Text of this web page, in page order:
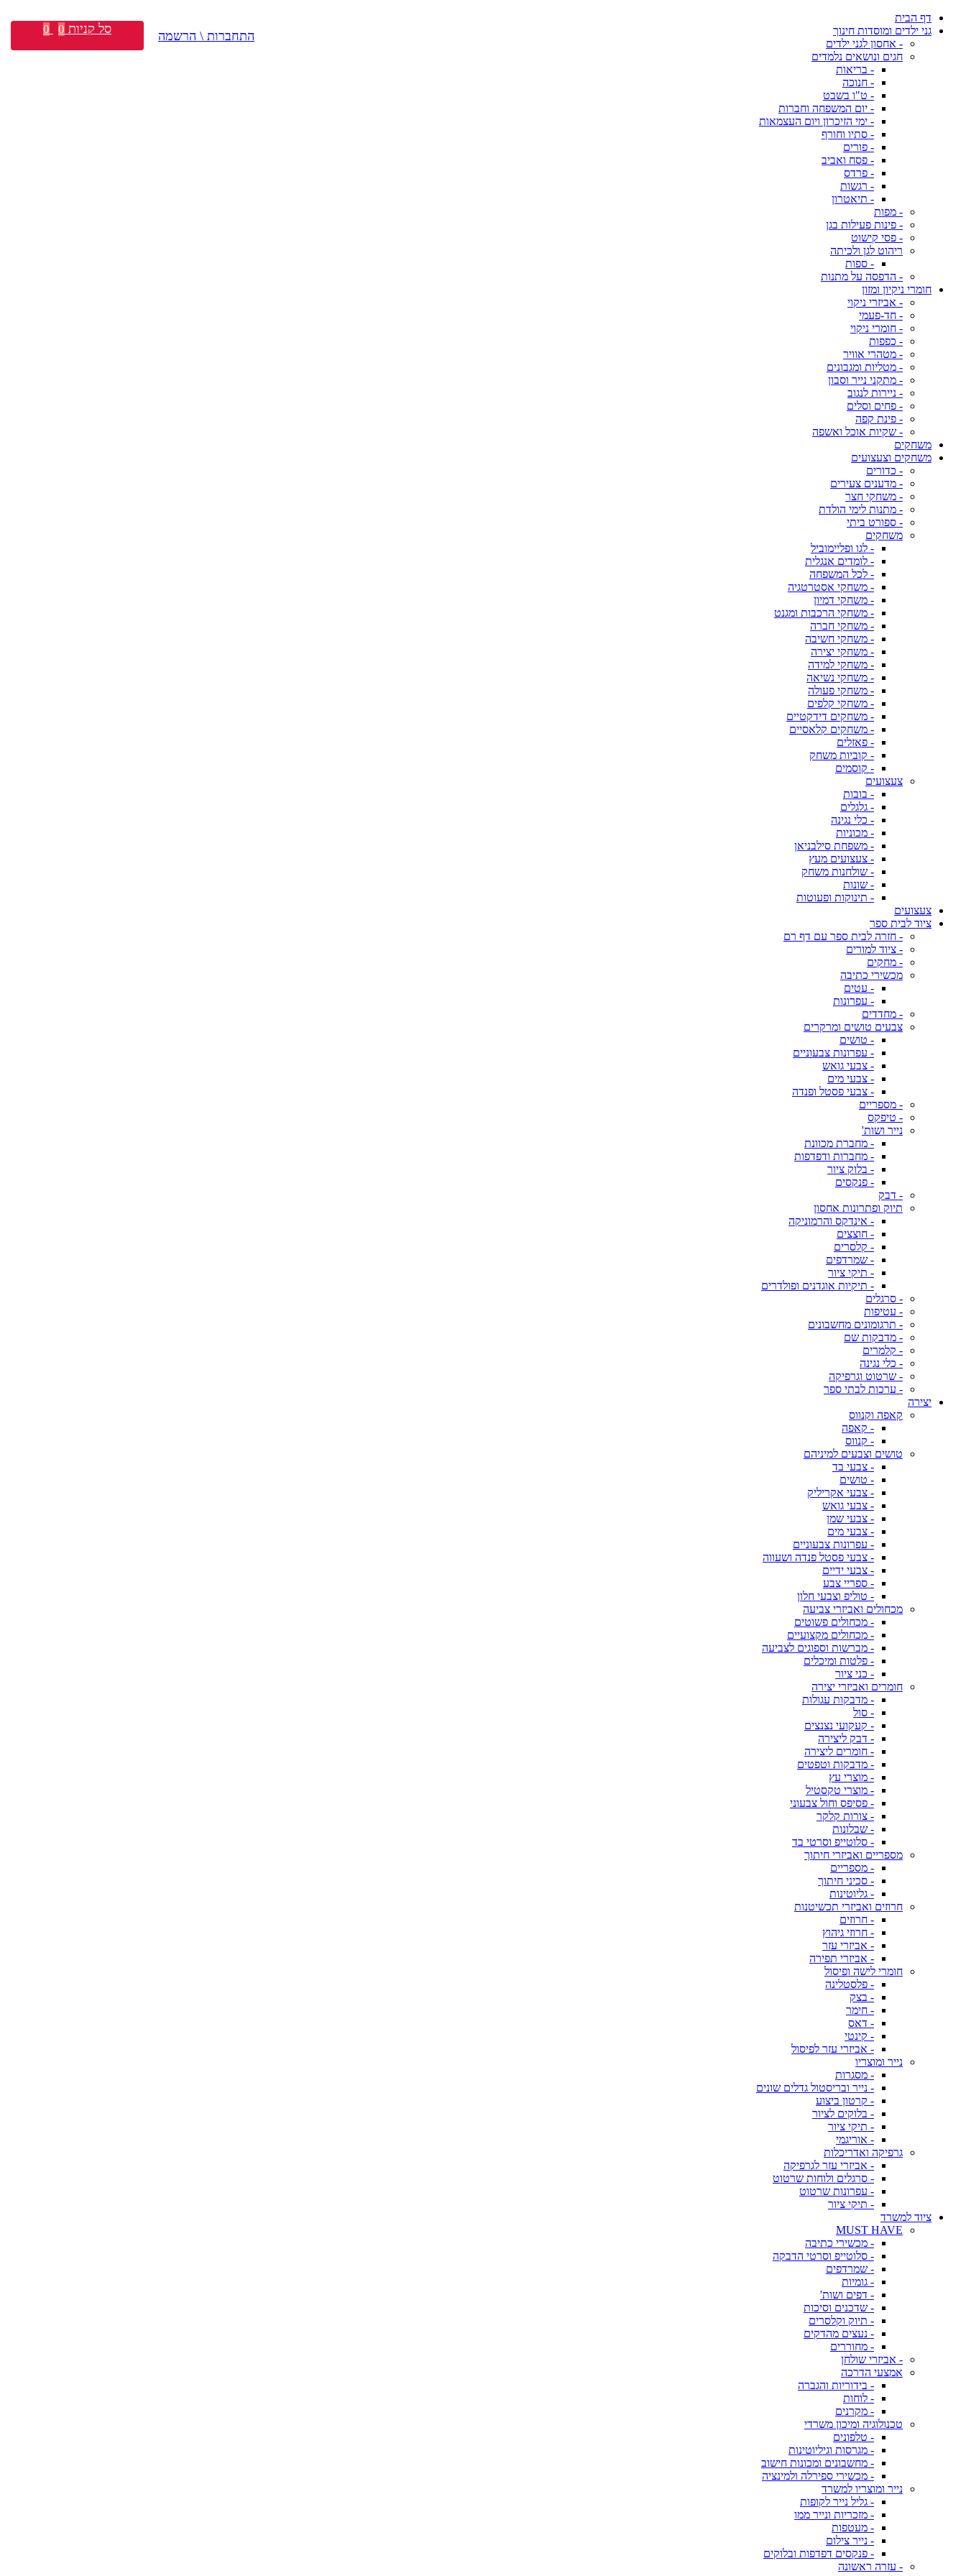
דף הבית
גני ילדים ומוסדות חינוך
- אחסון לגני ילדים
חגים ונושאים נלמדים
- בריאות
- חנוכה
- ט"ו בשבט
- יום המשפחה וחברות
- ימי הזיכרון ויום העצמאות
- סתיו וחורף
- פורים
- פסח ואביב
- פרדס
- רגשות
- תיאטרון
- מפות
- פינות פעילות בגן
- פסי קישוט
ריהוט לגן ולכיתה
- ספות
- הדפסה על מתנות
חומרי ניקיון ומזון
- אביזרי ניקוי
- חד-פעמי
- חומרי ניקוי
- כפפות
- מטהרי אוויר
- מטליות ומגבונים
- מתקני נייר וסבון
- ניירות לנגוב
- פחים וסלים
- פינת קפה
- שקיות אוכל ואשפה
משחקים
משחקים וצעצועים
- כדורים
- מדענים צעירים
- משחקי חצר
- מתנות לימי הולדת
- ספורט ביתי
משחקים
- לגו ופליימוביל
- לומדים אנגלית
- לכל המשפחה
- משחקי אסטרטגיה
- משחקי דמיון
- משחקי הרכבות ומגנט
- משחקי חברה
- משחקי חשיבה
- משחקי יצירה
- משחקי למידה
- משחקי נשיאה
- משחקי פעולה
- משחקי קלפים
- משחקים דידקטיים
- משחקים קלאסיים
- פאזלים
- קוביות משחק
- קוסמים
צעצועים
- בובות
- גלגלים
- כלי נגינה
- מכוניות
- משפחת סילבניאן
- צעצועים מעץ
- שולחנות משחק
- שונות
- תינוקות ופעוטות
צעצועים
ציוד לבית ספר
- חזרה לבית ספר עם דף רם
- ציוד למורים
- מחקים
מכשירי כתיבה
- עטים
- עפרונות
- מחדדים
צבעים טושים ומרקרים
- טושים
- עפרונות צבעוניים
- צבעי גואש
- צבעי מים
- צבעי פסטל ופנדה
- מספריים
- טיפקס
נייר ושות'
- מחברת מכוונת
- מחברות ודפדפות
- בלוק ציור
- פנקסים
- דבק
תיוק ופתרונות אחסון
- אינדקס והרמוניקה
- חוצצים
- קלסרים
- שמרדפים
- תיקי ציור
- תיקיות אוגדנים ופולדרים
- סרגלים
- עטיפות
- תרגומונים מחשבונים
- מדבקות שם
- קלמרים
- כלי נגינה
- שרטוט וגרפיקה
- ערכות לבתי ספר
יצירה
קאפה וקנווס
- קאפה
- קנווס
טושים וצבעים למיניהם
- צבעי בד
- טושים
- צבעי אקריליק
- צבעי גואש
- צבעי שמן
- צבעי מים
- עפרונות צבעוניים
- צבעי פסטל פנדה ושעווה
- צבעי ידיים
- ספריי צבע
- טוליפ וצבעי חלון
מכחולים ואביזרי צביעה
- מכחולים פשוטים
- מכחולים מקצועיים
- מברשות וספוגים לצביעה
- פלטות ומיכלים
- כני ציור
חומרים ואביזרי יצירה
- מדבקות עגולות
- סול
- קעקועי נצנצים
- דבק ליצירה
- חומרים ליצירה
- מדבקות וטפטים
- מוצרי עץ
- מוצרי טקסטיל
- פסיפס וחול צבעוני
- צורות קלקר
- שבלונות
- סלוטייפ וסרטי בד
מספריים ואביזרי חיתוך
- מספריים
- סכיני חיתוך
- גליוטינות
חרוזים ואביזרי תכשיטנות
- חרוזים
- חרוזי גיהוץ
- אביזרי עזר
- אביזרי תפירה
חומרי לישה ופיסול
- פלסטלינה
- בצק
- חימר
- דאס
- קינטי
- אביזרי עזר לפיסול
נייר ומוצריו
- מסגרות
- נייר ובריסטול גדלים שונים
- קרטון ביצוע
- בלוקים לציור
- תיקי ציור
- אוריגמי
גרפיקה ואדריכלות
- אביזרי עזר לגרפיקה
- סרגלים ולוחות שרטוט
- עפרונות שרטוט
- תיקי ציור
ציוד למשרד
MUST HAVE
- מכשירי כתיבה
- סלוטייפ וסרטי הדבקה
- שמרדפים
- גומיות
- דפים ושות'
- שדכנים וסיכות
- תיוק וקלסרים
- נעצים מהדקים
- מחוררים
- אביזרי שולחן
אמצעי הדרכה
- בידוריות והגברה
- לוחות
- מקרנים
טכנולוגיה ומיכון משרדי
- טלפונים
- מגרסות וגיליוטינות
- מחשבונים ומכונות חישוב
- מכשירי ספירלה ולמינציה
נייר ומוצריו למשרד
- גליל נייר לקופות
- מזכריות ונייר ממו
- מעטפות
- נייר צילום
- פנקסים דפדפות ובלוקים
- עזרה ראשונה
התחברות \ הרשמה סל קניות 0
0